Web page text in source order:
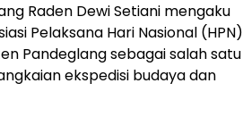
Raden Dewi Setiani mengaku
Pelaksana Hari Nasional (HPN)
Pandeglang sebagai salah satu
ekspedisi budaya dan